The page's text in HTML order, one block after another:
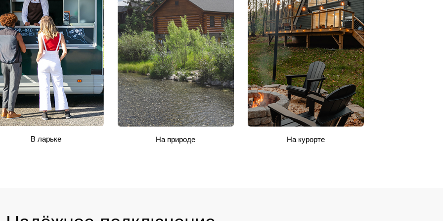
В ларьке На природе На курорте